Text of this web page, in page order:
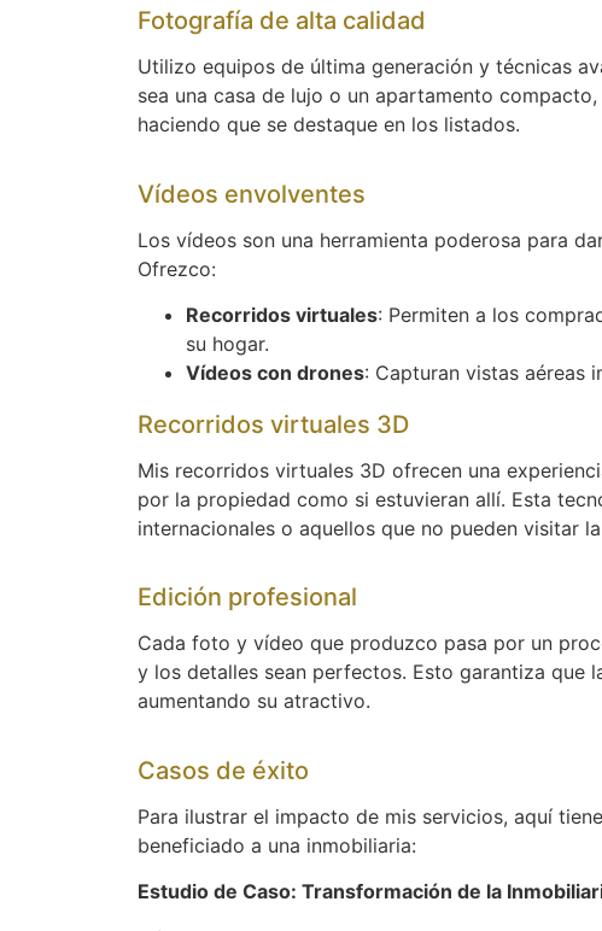
Fotografía de alta calidad
Utilizo equipos de última generación y técnicas
sea una casa de lujo o un apartamento
haciendo que se destaque en los listados.
Vídeos envolventes
Los vídeos son una herramienta poderosa para
Ofrezco:
Recorridos virtuales: Permiten a los
su hogar.
Vídeos con drones: Capturan vistas aéreas
Recorridos virtuales 3D
Mis recorridos virtuales 3D ofrecen una
por la propiedad como si estuvieran allí. Esta
internacionales o aquellos que no pueden visitar
Edición profesional
Cada foto y vídeo que produzco pasa por un
y los detalles sean perfectos. Esto garantiza que
aumentando su atractivo.
Casos de éxito
Para ilustrar el impacto de mis servicios, aquí
beneficiado a una inmobiliaria:
Estudio de Caso: Transformación de la